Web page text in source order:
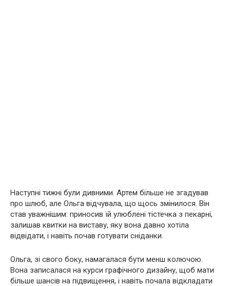
Наступні тижні були дивними. Артем більше не згадував
про шлюб, але Ольга відчувала, що щось змінилося. Він
став уважнішим: приносив їй улюблені тістечка з пекарні,
залишав квитки на виставу, яку вона давно хотіла
відвідати, і навіть почав готувати сніданки.
Ольга, зі свого боку, намагалася бути менш колючою.
Вона записалася на курси графічного дизайну, щоб мати
більше шансів на підвищення, і навіть почала відкладати